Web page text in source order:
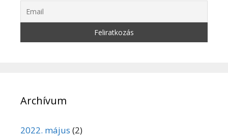
Archívum
2022. május (2)